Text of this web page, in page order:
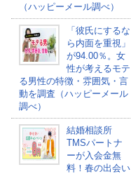
（ハッピーメール調べ）
「彼氏にするな
ら内面を重視」
が94.00％。女
性が考えるモテ
る男性の特徴・雰囲気・言
動を調査（ハッピーメール
調べ）
結婚相談所
TMSパートナ
ーが入会金無
料！春の出会い